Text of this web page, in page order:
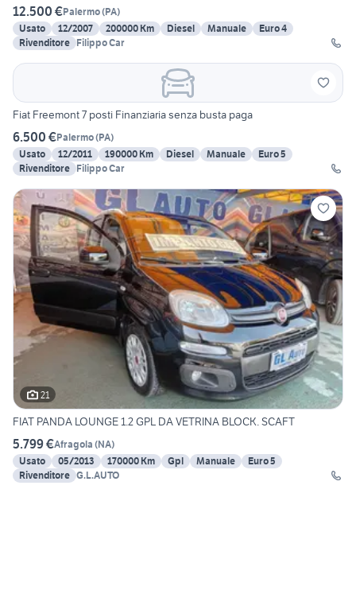
12.500 €Palermo(PA)
Usato
12/2007 200000 Km Diesel Manuale
Euro 4
Rivenditore Filippo Car
Fiat Freemont 7 posti Finanziaria senza busta paga
6.500 €Palermo(PA)
Usato
12/2011 190000 Km Diesel Manuale
Euro 5
Rivenditore Filippo Car
21
FIAT PANDA LOUNGE 1.2 GPL DA VETRINA BLOCK. SCAFT
5.799 €Afragola (NA)
Usato
05/2013 170000 Km Gpl Manuale
Euro 5
Rivenditore G.L.AUTO